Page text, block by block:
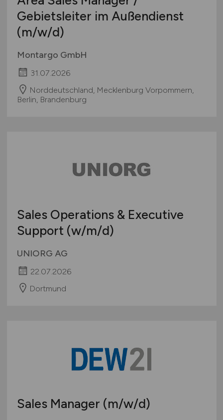
Gebietsleiter im Außendienst
(m/w/d)
Montargo GmbH
31.07.2026
Norddeutschland, Mecklenburg Vorpommern,
Berlin, Brandenburg
Sales Operations & Executive
Support (w/m/d)
UNIORG AG
22.07.2026
Dortmund
Sales Manager (m/w/d)